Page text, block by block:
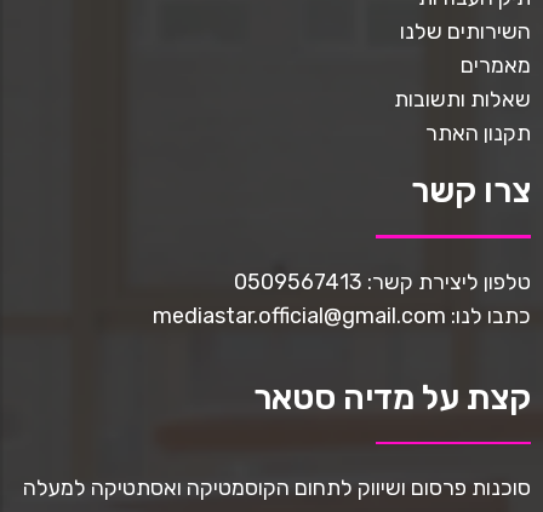
השירותים שלנו
מאמרים
שאלות ותשובות
תקנון האתר
צרו קשר
טלפון ליצירת קשר: 0509567413
כתבו לנו: mediastar.official@gmail.com
קצת על מדיה סטאר
סוכנות פרסום ושיווק לתחום הקוסמטיקה ואסתטיקה למעלה